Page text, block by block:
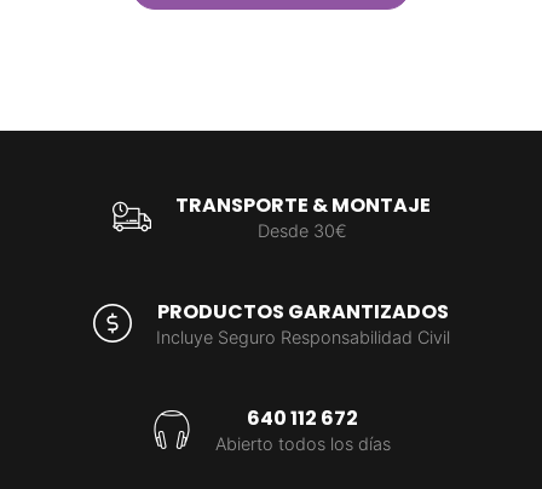
TRANSPORTE & MONTAJE
Desde 30€
PRODUCTOS GARANTIZADOS
Incluye Seguro Responsabilidad Civil
640 112 672
Abierto todos los días